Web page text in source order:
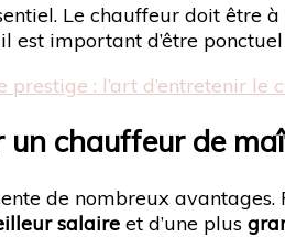
Le chauffeur doit être
il est important d’être
: l’art d’entretenir le
un chauffeur de
de nombreux
salaire et d’une plus